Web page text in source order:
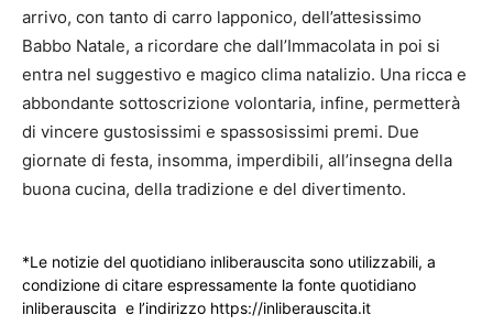
arrivo, con tanto di carro lapponico, dell’attesissimo
Babbo Natale, a ricordare che dall’Immacolata in poi si
entra nel suggestivo e magico clima natalizio. Una ricca e
abbondante sottoscrizione volontaria, infine, permetterà
di vincere gustosissimi e spassosissimi premi. Due
giornate di festa, insomma, imperdibili, all’insegna della
buona cucina, della tradizione e del divertimento.
*Le notizie del quotidiano inliberauscita sono utilizzabili, a
condizione di citare espressamente la fonte quotidiano
inliberauscita e l’indirizzo https://inliberauscita.it